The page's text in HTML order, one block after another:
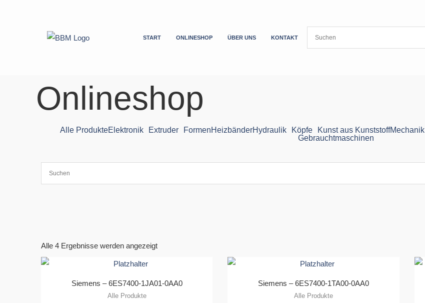
START ONLINESHOP ÜBER UNS
KONTAKT
Onlineshop
Alle ProdukteElektronik Extruder FormenHeizbänderHydraulik Köpfe Kunst aus KunststoffMechanik
Gebrauchtmaschinen
Alle 4 Ergebnisse werden angezeigt
Siemens – 6ES7400-1JA01-0AA0
Alle Produkte
Siemens – 6ES7400-1TA00-0AA0
Alle Produkte